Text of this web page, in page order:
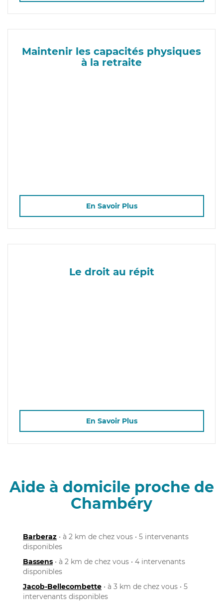
Maintenir les capacités physiques
à la retraite
En Savoir Plus
Le droit au répit
En Savoir Plus
Aide à domicile proche de
Chambéry
Barberaz • à 2 km de chez vous • 5 intervenants
disponibles
Bassens • à 2 km de chez vous • 4 intervenants
disponibles
Jacob-Bellecombette • à 3 km de chez vous • 5
intervenants disponibles